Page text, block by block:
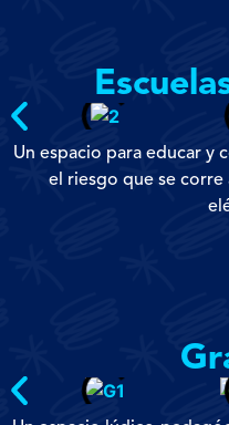
Un espacio para educar y
el riesgo que se corre